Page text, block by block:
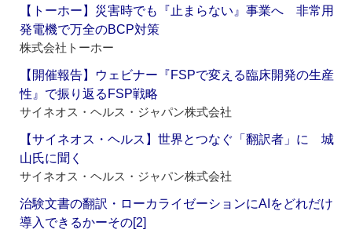
【トーホー】災害時でも『止まらない』事業へ 非常用
発電機で万全のBCP対策
株式会社トーホー
【開催報告】ウェビナー『FSPで変える臨床開発の生産
性』で振り返るFSP戦略
サイネオス・ヘルス・ジャパン株式会社
【サイネオス・ヘルス】世界とつなぐ「翻訳者」に 城
山氏に聞く
サイネオス・ヘルス・ジャパン株式会社
治験文書の翻訳・ローカライゼーションにAIをどれだけ
導入できるかーその[2]